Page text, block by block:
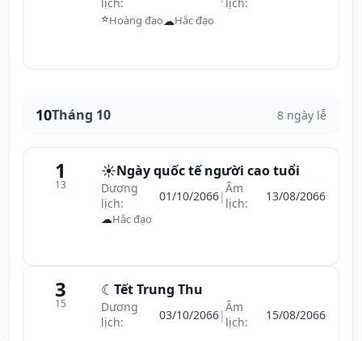
⭐Hoàng đạo☁Hắc đạo
10Tháng 10 8 ngày lễ
1
13
☀️Ngày quốc tế người cao tuổi
Dương
lịch:
01/10/2066|Âm
lịch:
13/08/2066
☁Hắc đạo
3
15
☾ Tết Trung Thu
Dương
lịch:
03/10/2066|Âm
lịch:
15/08/2066